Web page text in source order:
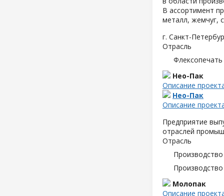
В ассортимент
металл, жемчуг,
г. Санкт-
Отрасль
Нео-Пак
Описание
Нео-Пак
Описание
Предприятие
отраслей
Отрасль
Молопак
Описание